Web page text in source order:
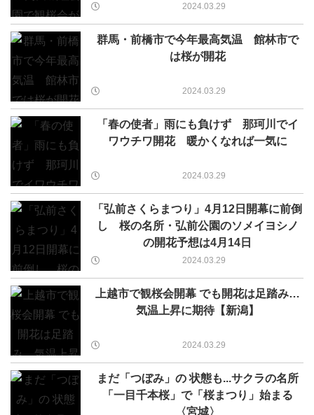
2024.03.29
群馬・前橋市で今年最高気温 館林市で
は桜が開花
2024.03.29
「春の使者」雨にも負けず 那珂川でイ
ワウチワ開花 暖かくなれば一気に
2024.03.29
「弘前さくらまつり」4月12日開幕に前倒
し 桜の名所・弘前公園のソメイヨシノ
の開花予想は4月14日
2024.03.29
上越市で観桜会開幕 でも開花は足踏み…
気温上昇に期待【新潟】
2024.03.29
まだ「つぼみ」の 状態も...サクラの名所
「一目千本桜」で「桜まつり」始まる
〈宮城〉